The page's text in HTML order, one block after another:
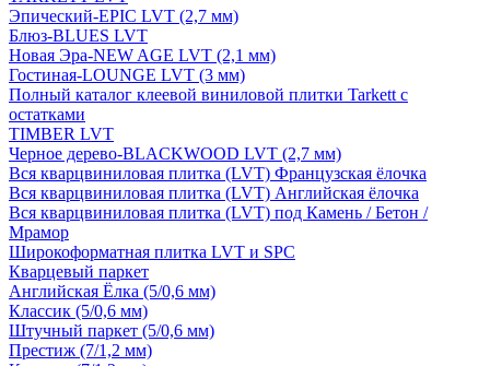
Эпический-EPIC LVT (2,7 мм)
Блюз-BLUES LVT
Новая Эра-NEW AGE LVT (2,1 мм)
Гостиная-LOUNGE LVT (3 мм)
Полный каталог клеевой виниловой плитки Tarkett с
остатками
TIMBER LVT
Черное дерево-BLACKWOOD LVT (2,7 мм)
Вся кварцвиниловая плитка (LVT) Французская ёлочка
Вся кварцвиниловая плитка (LVT) Английская ёлочка
Вся кварцвиниловая плитка (LVT) под Камень / Бетон /
Мрамор
Широкоформатная плитка LVT и SPC
Кварцевый паркет
Английская Ёлка (5/0,6 мм)
Классик (5/0,6 мм)
Штучный паркет (5/0,6 мм)
Престиж (7/1,2 мм)